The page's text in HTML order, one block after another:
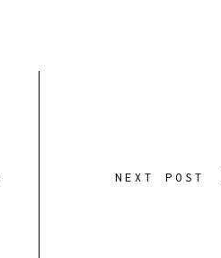
NEXT POST